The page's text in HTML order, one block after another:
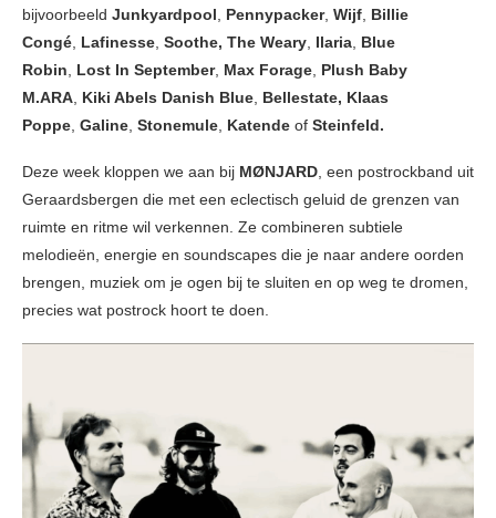
bijvoorbeeld Junkyardpool, Pennypacker, Wijf, Billie
Congé, Lafinesse, Soothe, The Weary, Ilaria, Blue
Robin, Lost In September, Max Forage, Plush Baby
M.ARA, Kiki Abels Danish Blue, Bellestate, Klaas
Poppe, Galine, Stonemule, Katende of Steinfeld.
Deze week kloppen we aan bij MØNJARD, een postrockband uit
Geraardsbergen die met een eclectisch geluid de grenzen van
ruimte en ritme wil verkennen. Ze combineren subtiele
melodieën, energie en soundscapes die je naar andere oorden
brengen, muziek om je ogen bij te sluiten en op weg te dromen,
precies wat postrock hoort te doen.